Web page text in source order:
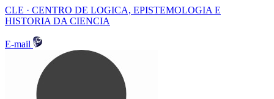
CLE · CENTRO DE LOGICA, EPISTEMOLOGIA E
HISTORIA DA CIENCIA
E-mail